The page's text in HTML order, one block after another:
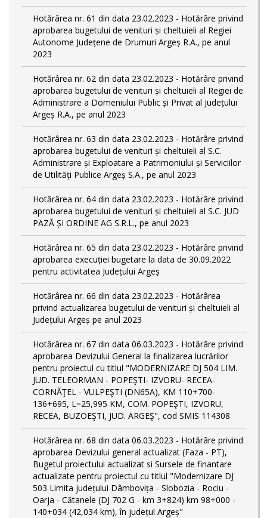
Hotărârea nr. 61 din data 23.02.2023 - Hotărâre privind
aprobarea bugetului de venituri și cheltuieli al Regiei
Autonome Județene de Drumuri Argeș R.A., pe anul
2023
Hotărârea nr. 62 din data 23.02.2023 - Hotărâre privind
aprobarea bugetului de venituri și cheltuieli al Regiei de
Administrare a Domeniului Public și Privat al Județului
Argeș R.A., pe anul 2023
Hotărârea nr. 63 din data 23.02.2023 - Hotărâre privind
aprobarea bugetului de venituri și cheltuieli al S.C.
Administrare și Exploatare a Patrimoniului și Serviciilor
de Utilități Publice Argeș S.A., pe anul 2023
Hotărârea nr. 64 din data 23.02.2023 - Hotărâre privind
aprobarea bugetului de venituri și cheltuieli al S.C. JUD
PAZĂ ȘI ORDINE AG S.R.L., pe anul 2023
Hotărârea nr. 65 din data 23.02.2023 - Hotărâre privind
aprobarea execuției bugetare la data de 30.09.2022
pentru activitatea Județului Argeș
Hotărârea nr. 66 din data 23.02.2023 - Hotărârea
privind actualizarea bugetului de venituri și cheltuieli al
Județului Argeș pe anul 2023
Hotărârea nr. 67 din data 06.03.2023 - Hotărâre privind
aprobarea Devizului General la finalizarea lucrărilor
pentru proiectul cu titlul "MODERNIZARE DJ 504 LIM.
JUD. TELEORMAN - POPEŞTI- IZVORU- RECEA-
CORNĂŢEL - VULPEŞTI (DN65A), KM 110+700-
136+695, L=25,995 KM, COM. POPEŞTI, IZVORU,
RECEA, BUZOEŞTI, JUD. ARGEŞ", cod SMIS 114308
Hotărârea nr. 68 din data 06.03.2023 - Hotărâre privind
aprobarea Devizului general actualizat (Faza - PT),
Bugetul proiectului actualizat si Sursele de finantare
actualizate pentru proiectul cu titlul "Modernizare DJ
503 Limita județului Dâmbovița - Slobozia - Rociu -
Oarja - Cătanele (DJ 702 G - km 3+824) km 98+000 -
140+034 (42,034 km), în județul Argeș"